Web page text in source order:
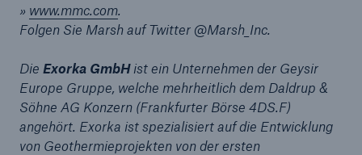
» www.mmc.com.
Folgen Sie Marsh auf Twitter @Marsh_Inc.
Die Exorka GmbHist ein Unternehmen der Geysir
Europe Gruppe, welche mehrheitlich dem Daldrup &
Söhne AG Konzern (Frankfurter Börse 4DS.F)
angehört. Exorka ist spezialisiert auf die Entwicklung
von Geothermieprojekten von der ersten
Munich Re schlägt Annika Falkengren für
Aufsichtsratswahl vor
Munich Re zieht positive Bilanz für das
Geschäftsjahr 2010
Munich Re leistet Beitrag zur
Schadenbewältigung in Japan